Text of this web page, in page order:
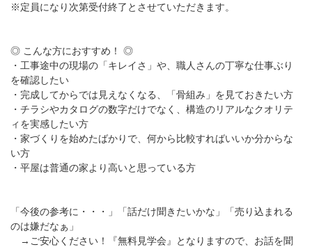
※定員になり次第受付終了とさせていただきます。
◎ こんな方におすすめ！ ◎
・工事途中の現場の「キレイさ」や、職人さんの丁寧な仕事ぶり
を確認したい
・完成してからでは見えなくなる、「骨組み」を見ておきたい方
・チラシやカタログの数字だけでなく、構造のリアルなクオリテ
ィを実感したい方
・家づくりを始めたばかりで、何から比較すればいいか分からな
い方
・平屋は普通の家より高いと思っている方
「今後の参考に・・・」「話だけ聞きたいかな」「売り込まれる
のは嫌だなぁ」
→ご安心ください！『無料見学会』となりますので、お話を聞